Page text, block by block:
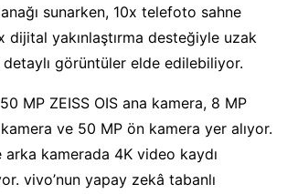
sunarken, 10x telefoto sahne
dijital yakınlaştırma desteğiyle uzak
görüntüler elde edilebiliyor.
MP ZEISS OIS ana kamera, 8 MP
kamera ve 50 MP ön kamera yer alıyor.
arka kamerada 4K video kaydı
vivo’nun yapay zekâ tabanlı